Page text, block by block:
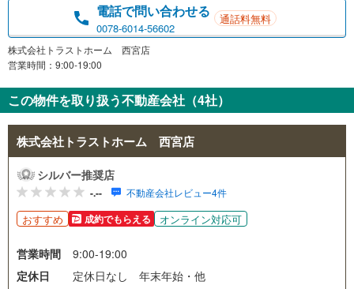
電話で問い合わせる
0078-6014-56602
通話料無料
株式会社トラストホーム 西宮店
営業時間：9:00-19:00
この物件を取り扱う不動産会社（4社）
株式会社トラストホーム 西宮店
シルバー推奨店
-.-- 不動産会社レビュー4件
おすすめ 成約でもらえる オンライン対応可
営業時間
9:00-19:00
定休日
定休日なし 年末年始・他